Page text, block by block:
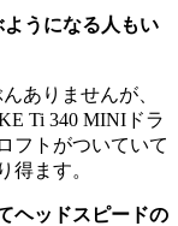
うになる人もい
ありませんが、
Ti 340 MINIドラ
フトがついていて
得ます。
ヘッドスピードの